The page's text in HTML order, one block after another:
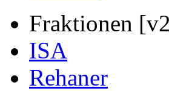
Fraktionen
ISA
Rehaner